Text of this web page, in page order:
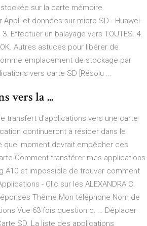
sur la carte mémoire.
et données sur micro SD - Huawei -
Effectuer un balayage vers TOUTES. 4.
Autres astuces pour libérer de
emplacement de stockage par
vers carte SD [Résolu ...
vers la ...
transfert d’applications vers une carte
continueront à résider dans le
quel moment devrait empêcher ces
Comment transférer mes applications
A10 et impossible de trouver comment
- Clic sur les ALEXANDRA C.
Thème Mon téléphone Nom de
Vue 63 fois question q. … Déplacer
SD. La liste des applications